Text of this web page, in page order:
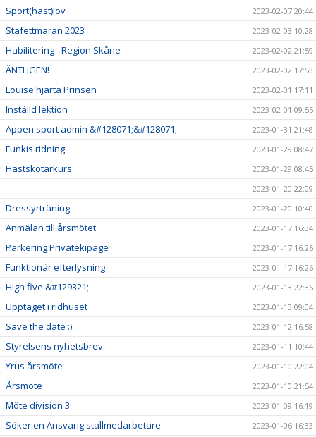
Sport(häst)lov 2023-02-07 20:44
Stafettmaran 2023 2023-02-03 10:28
Habilitering - Region Skåne 2023-02-02 21:59
ÄNTLIGEN! 2023-02-02 17:53
Louise hjärta Prinsen 2023-02-01 17:11
Inställd lektion 2023-02-01 09:55
Appen sport admin &#128071;&#128071; 2023-01-31 21:48
Funkis ridning 2023-01-29 08:47
Hästskötarkurs
2023-01-29 08:45
2023-01-20 22:09
Dressyrträning 2023-01-20 10:40
Anmälan till årsmötet 2023-01-17 16:34
Parkering Privatekipage 2023-01-17 16:26
Funktionär efterlysning 2023-01-17 16:26
High five &#129321; 2023-01-13 22:36
Upptaget i ridhuset 2023-01-13 09:04
Save the date :) 2023-01-12 16:58
Styrelsens nyhetsbrev 2023-01-11 10:44
Yrus årsmöte 2023-01-10 22:04
Årsmöte 2023-01-10 21:54
Möte division 3 2023-01-09 16:19
Söker en Ansvarig stallmedarbetare 2023-01-06 16:33